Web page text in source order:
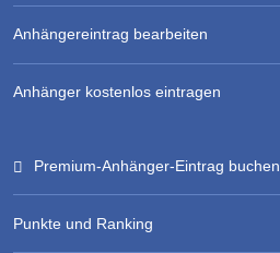
Anhängereintrag bearbeiten
Anhänger kostenlos eintragen
Premium-Anhänger-Eintrag buchen
Punkte und Ranking